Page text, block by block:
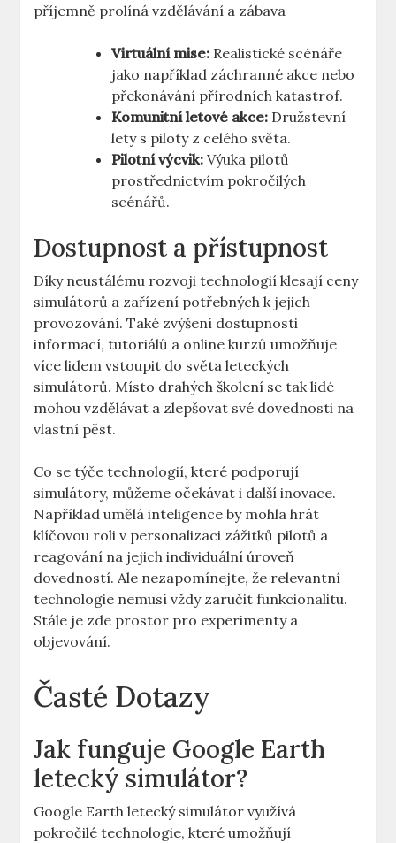
příjemně prolíná vzdělávání ​a zábava
Virtuální⁤ mise: Realistické scénáře
jako ‌například záchranné akce nebo
překonávání⁤ přírodních katastrof.
Komunitní letové akce: Družstevní⁣
lety s piloty⁢ z celého světa.
Pilotní výcvik: Výuka pilotů
prostřednictvím pokročilých
scénářů.
Dostupnost a přístupnost
Díky neustálému rozvoji technologií‍ klesají ceny
simulátorů a zařízení potřebných k jejich
provozování. Také‌ zvýšení dostupnosti
informací, ⁤tutoriálů⁣ a online kurzů⁢ umožňuje
více lidem vstoupit do světa leteckých
simulátorů. Místo drahých školení se tak lidé
mohou vzdělávat a⁢ zlepšovat své dovednosti na
vlastní pěst.
Co se ⁣týče technologií, které⁢ podporují ​
simulátory, můžeme očekávat‍ i další inovace.
Například umělá inteligence ‍by mohla⁣ hrát
klíčovou roli v ‍personalizaci zážitků pilotů a
reagování na jejich individuální úroveň
dovedností. Ale nezapomínejte, že relevantní
technologie nemusí​ vždy zaručit funkcionalitu.⁢
Stále je ⁢zde prostor pro experimenty a
objevování.
Časté Dotazy
Jak funguje Google Earth
‌letecký ​simulátor?
Google Earth letecký simulátor využívá
pokročilé technologie, které umožňují